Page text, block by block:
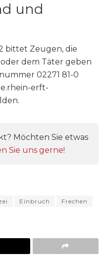
und
bittet Zeugen, die
dem Täter geben
02271 81-0
erft-
Möchten Sie etwas
Sie uns gerne!
Einbruch
Frechen